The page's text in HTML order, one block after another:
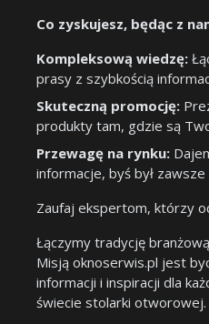
Co zyskujesz, będąc z
Kompleksową wiedzę:
prasy z szybkością
Skuteczną promocję:
produkty tam, gdzie są
Przewagę na rynku:
informacje, byś był
Zaufaj ekspertom, którzy
Łączymy tradycję
Misją oknoserwis.pl jest
informacji i inspiracji dla
świecie stolarki otworowej.